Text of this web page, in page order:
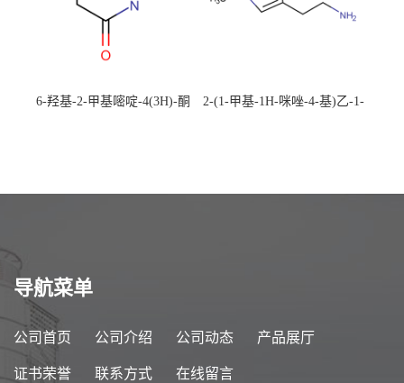
6-羟基-2-甲基嘧啶-4(3H)-酮
2-(1-甲基-1H-咪唑-4-基)乙-1-
导航菜单
公司首页 公司介绍 公司动态 产品展厅
证书荣誉 联系方式 在线留言